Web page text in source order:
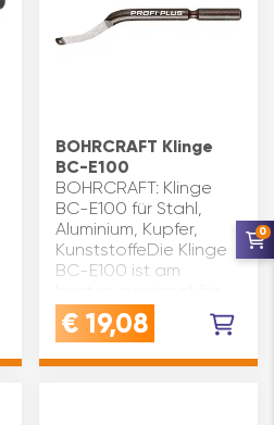
BOHRCRAFT Klinge
BC-E100
BOHRCRAFT: Klinge
BC-E100 für Stahl,
Aluminium, Kupfer,
KunststoffeDie Klinge
BC-E100 ist am
Stahl, Aluminium,
Kupfer und PVCDie
langen
€ 19,08
0